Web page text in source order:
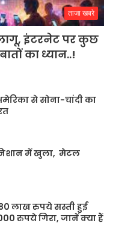
ताजा खबरे
इंटरनेट पर कुछ
का ध्यान..!
से सोना-चांदी का
में खुला, मेटल
लाख रुपये सस्ती हुई
रुपये गिरा, जानें क्या हैं